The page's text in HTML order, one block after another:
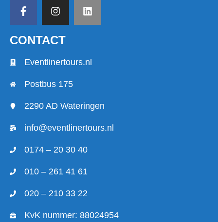
CONTACT
Eventlinertours.nl
Postbus 175
2290 AD Wateringen
info@eventlinertours.nl
0174 – 20 30 40
010 – 261 41 61
020 – 210 33 22
KvK nummer: 88024954